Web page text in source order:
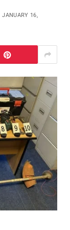
JANUARY 16,